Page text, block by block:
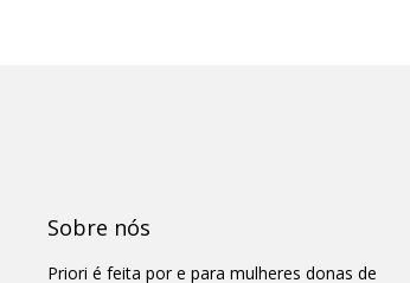
Sobre nós
Priori é feita por e para mulheres donas de